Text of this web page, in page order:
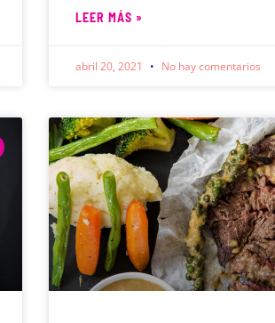
LEER MÁS »
abril 20, 2021 No hay comentarios